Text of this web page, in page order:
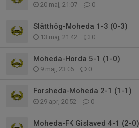
20 maj, 21:07 0
Slätthög-Moheda 1-3 (0-3)
13 maj, 21:42 0
Moheda-Horda 5-1 (1-0)
9 maj, 23:06 0
Forsheda-Moheda 2-1 (1-1)
29 apr, 20:52 0
Moheda-FK Gislaved 4-1 (2-0)